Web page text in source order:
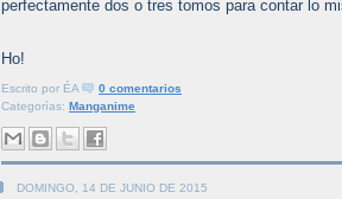
perfectamente dos o tres tomos para contar lo
Ho!
Escrito por ÉA
0 comentarios
Categorías: Manganime
DOMINGO, 14 DE JUNIO DE 2015